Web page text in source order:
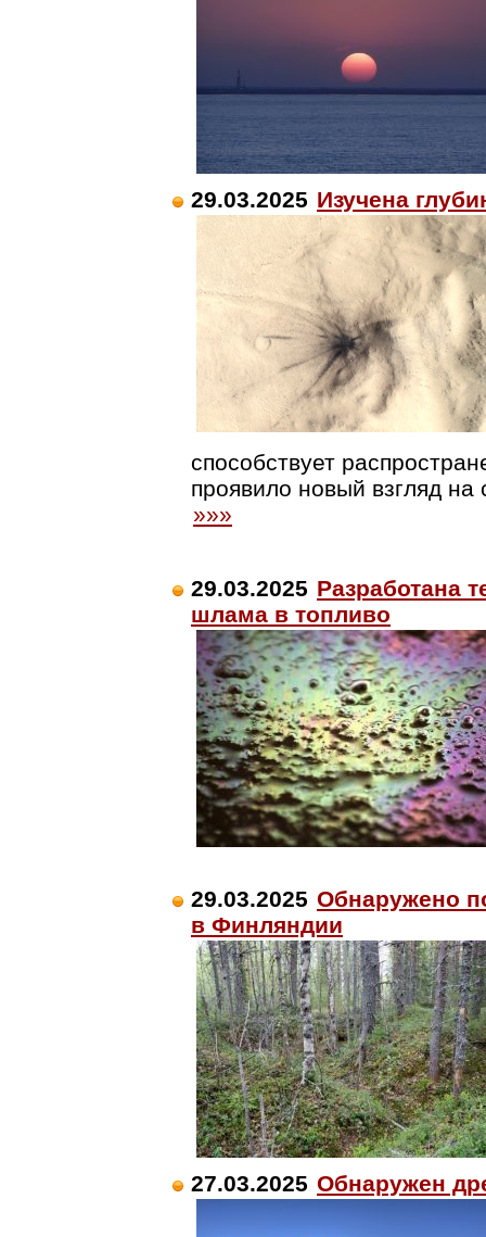
29.03.2025 Изучена
способствует
проявило новый взгляд на
»»»
29.03.2025 Разработана
шлама в топливо
29.03.2025 Обнаружено
в Финляндии
27.03.2025 Обнаружен